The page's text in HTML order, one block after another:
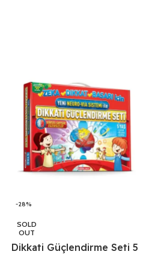
-28%
SOLD
OUT
Dikkati Güçlendirme Seti 5